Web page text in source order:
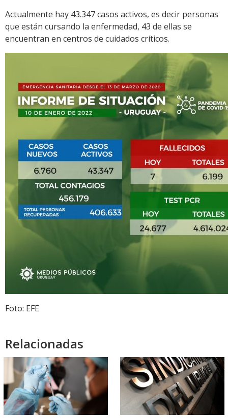
Actualmente hay 43.347 casos activos, es decir personas
que están cursando la enfermedad, 43 de ellas se
encuentran en centros de cuidados críticos.
Foto: EFE
Relacionadas